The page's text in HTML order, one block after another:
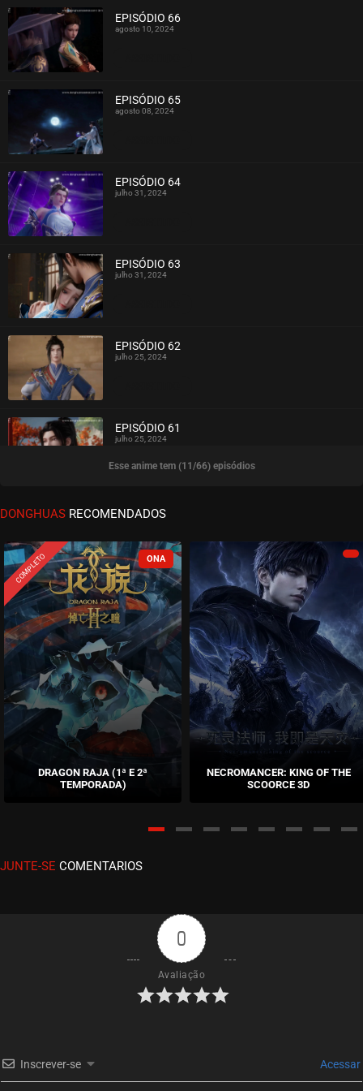
EPISÓDIO 66
agosto 10, 2024
EPISÓDIO 65
agosto 08, 2024
EPISÓDIO 64
julho 31, 2024
EPISÓDIO 63
julho 31, 2024
EPISÓDIO 62
julho 25, 2024
ASSISTIDO
EPISÓDIO 61
julho 25, 2024
ASSISTIDO
EPISÓDIO 60
ASSISTIDO
EPISÓDIO 59
julho 17, 2024
ASSISTIDO
EPISÓDIO 58
julho 11, 2024
EPISÓDIO 57
julho 11, 2024
ASSISTIDO
EPISÓDIO 55
julho 04, 2024
EPISÓDIO 54
EPISÓDIO 53
Esse anime tem (11/66) episódios
DONGHUAS RECOMENDADOS
COMPLETO
DRAGON RAJA (1ª E 2ª
TEMPORADA)
NECROMANCER: KING OF THE
SCOORCE 3D
JUNTE-SE COMENTARIOS
0
Avaliação
Inscrever-se Acessar